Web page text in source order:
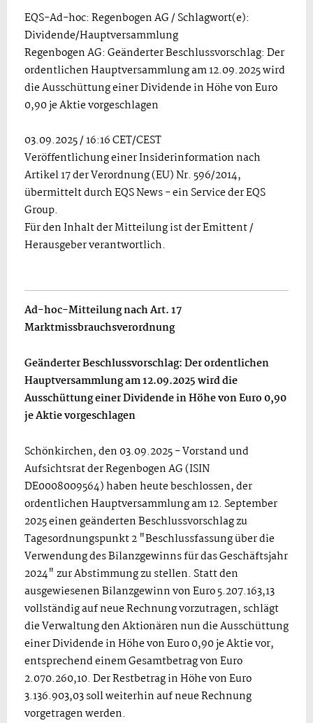
EQS-Ad-hoc: Regenbogen AG / Schlagwort(e):
Dividende/Hauptversammlung
Regenbogen AG: Geänderter Beschlussvorschlag: Der
ordentlichen Hauptversammlung am 12.09.2025 wird
die Ausschüttung einer Dividende in Höhe von Euro
0,90 je Aktie vorgeschlagen
03.09.2025 / 16:16 CET/CEST
Veröffentlichung einer Insiderinformation nach
Artikel 17 der Verordnung (EU) Nr. 596/2014,
übermittelt durch EQS News - ein Service der EQS
Group.
Für den Inhalt der Mitteilung ist der Emittent /
Herausgeber verantwortlich.
Ad-hoc-Mitteilung nach Art. 17
Marktmissbrauchsverordnung
Geänderter Beschlussvorschlag: Der ordentlichen
Hauptversammlung am 12.09.2025 wird die
Ausschüttung einer Dividende in Höhe von Euro 0,90
je Aktie vorgeschlagen
Schönkirchen, den 03.09.2025 - Vorstand und
Aufsichtsrat der Regenbogen AG (ISIN
DE0008009564) haben heute beschlossen, der
ordentlichen Hauptversammlung am 12. September
2025 einen geänderten Beschlussvorschlag zu
Tagesordnungspunkt 2 "Beschlussfassung über die
Verwendung des Bilanzgewinns für das Geschäftsjahr
2024" zur Abstimmung zu stellen. Statt den
ausgewiesenen Bilanzgewinn von Euro 5.207.163,13
vollständig auf neue Rechnung vorzutragen, schlägt
die Verwaltung den Aktionären nun die Ausschüttung
einer Dividende in Höhe von Euro 0,90 je Aktie vor,
entsprechend einem Gesamtbetrag von Euro
2.070.260,10. Der Restbetrag in Höhe von Euro
3.136.903,03 soll weiterhin auf neue Rechnung
vorgetragen werden.